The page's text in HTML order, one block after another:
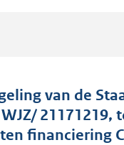
van de
financiering